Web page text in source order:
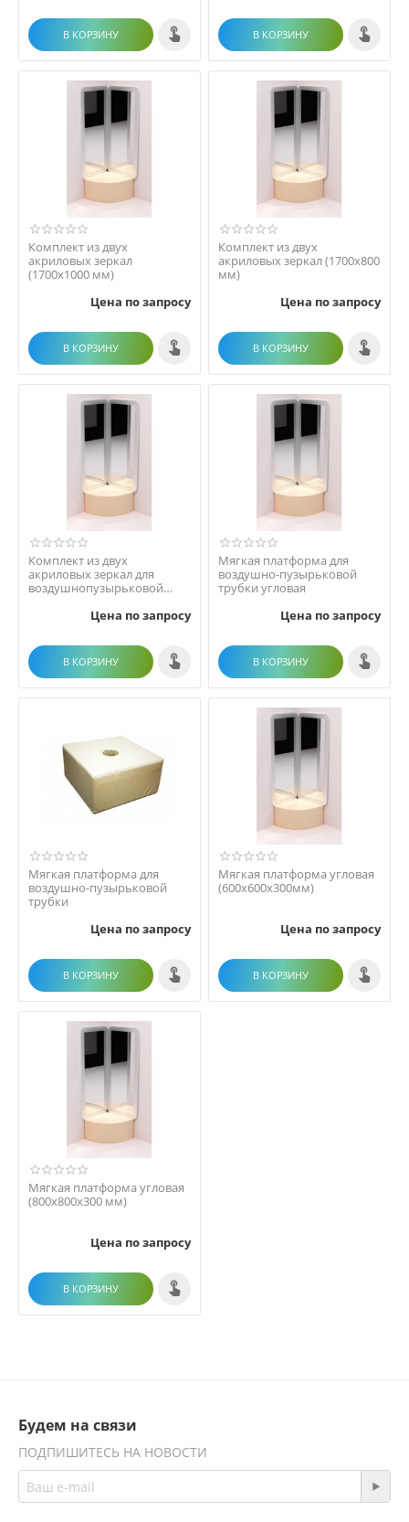
В КОРЗИНУ В КОРЗИНУ
Комплект из двух
акриловых зеркал
(1700х1000 мм)
Цена по запросу
В КОРЗИНУ
Комплект из двух
акриловых зеркал (1700х800
мм)
Цена по запросу
В КОРЗИНУ
Комплект из двух
акриловых зеркал для
воздушнопузырьковой
Цена по запросу
В КОРЗИНУ
Мягкая платформа для
воздушно-пузырьковой
трубки угловая
Цена по запросу
В КОРЗИНУ
Мягкая платформа для
воздушно-пузырьковой
трубки
Цена по запросу
В КОРЗИНУ
Мягкая платформа угловая
(600х600х300мм)
Цена по запросу
В КОРЗИНУ
Мягкая платформа угловая
(800х800х300 мм)
Цена по запросу
В КОРЗИНУ
Будем на связи
ПОДПИШИТЕСЬ НА НОВОСТИ